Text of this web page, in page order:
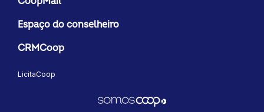
Espaço do conselheiro
CRMCoop
LicitaCoop